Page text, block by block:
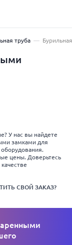
труба
У нас вы найдете
замками для
цены. Доверьтесь
СВОЙ ЗАКАЗ?